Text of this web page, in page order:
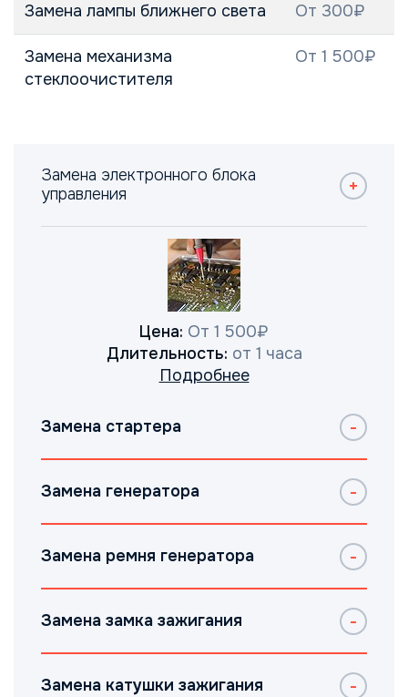
Замена лампы ближнего света От 300₽
Замена механизма
стеклоочистителя
От 1 500₽
Замена электронного блока
управления
Цена: От 1 500₽
Длительность: от 1 часа
Подробнее
Замена стартера
Замена генератора
Замена ремня генератора
Замена замка зажигания
Замена катушки зажигания